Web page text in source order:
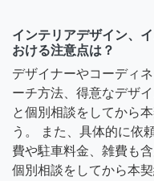
インテリアデザイン、
おける注意点は？
デザイナーやコーディ
ーチ方法、得意なデザ
と個別相談をしてから
う。 また、具体的に依
費や駐車料金、雑費も
個別相談をしてから本